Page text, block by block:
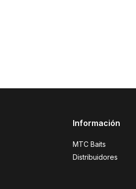
Información
MTC Baits
Distribuidores